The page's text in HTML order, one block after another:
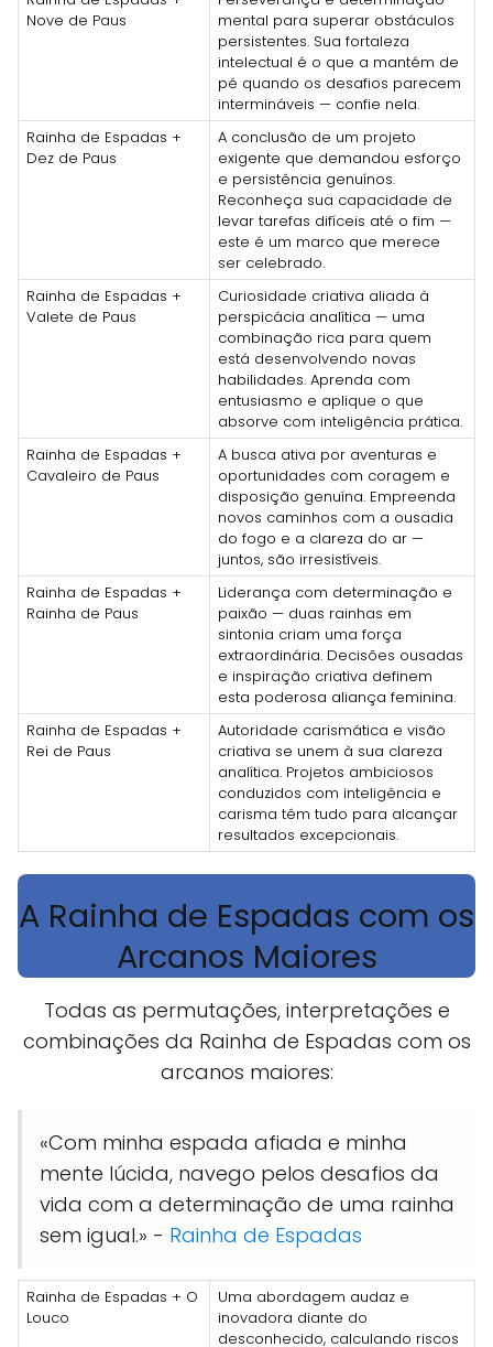
Nove de Paus
mental para superar obstáculos
persistentes. Sua fortaleza
intelectual é o que a mantém de
pé quando os desafios parecem
intermináveis — confie nela.
Rainha de Espadas +
Dez de Paus
A conclusão de um projeto
exigente que demandou esforço
e persistência genuínos.
Reconheça sua capacidade de
levar tarefas difíceis até o fim —
este é um marco que merece
ser celebrado.
Rainha de Espadas +
Valete de Paus
Curiosidade criativa aliada à
perspicácia analítica — uma
combinação rica para quem
está desenvolvendo novas
habilidades. Aprenda com
entusiasmo e aplique o que
absorve com inteligência prática.
Rainha de Espadas +
Cavaleiro de Paus
A busca ativa por aventuras e
oportunidades com coragem e
disposição genuína. Empreenda
novos caminhos com a ousadia
do fogo e a clareza do ar —
juntos, são irresistíveis.
Rainha de Espadas +
Rainha de Paus
Liderança com determinação e
paixão — duas rainhas em
sintonia criam uma força
extraordinária. Decisões ousadas
e inspiração criativa definem
esta poderosa aliança feminina.
Rainha de Espadas +
Rei de Paus
Autoridade carismática e visão
criativa se unem à sua clareza
analítica. Projetos ambiciosos
conduzidos com inteligência e
carisma têm tudo para alcançar
resultados excepcionais.
A Rainha de Espadas com os
Arcanos Maiores
Todas as permutações, interpretações e
combinações da Rainha de Espadas com os
arcanos maiores:
«Com minha espada afiada e minha
mente lúcida, navego pelos desafios da
vida com a determinação de uma rainha
sem igual.» - Rainha de Espadas
Rainha de Espadas + O
Louco
Uma abordagem audaz e
inovadora diante do
desconhecido, calculando riscos